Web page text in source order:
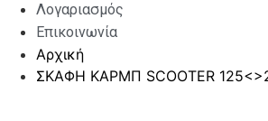
Λογαριασμός
Επικοινωνία
Αρχική
ΣΚΑΦΗ ΚΑΡΜΠ SCOOTER